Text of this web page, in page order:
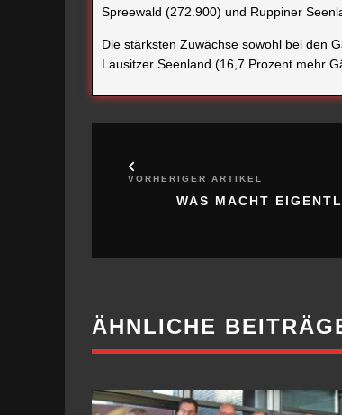
Spreewald (272.900) und Ruppiner
Die stärksten Zuwächse sowohl bei den
Lausitzer Seenland (16,7 Prozent mehr
VORHERIGER ARTIKEL
WAS MACHT
ÄHNLICHE